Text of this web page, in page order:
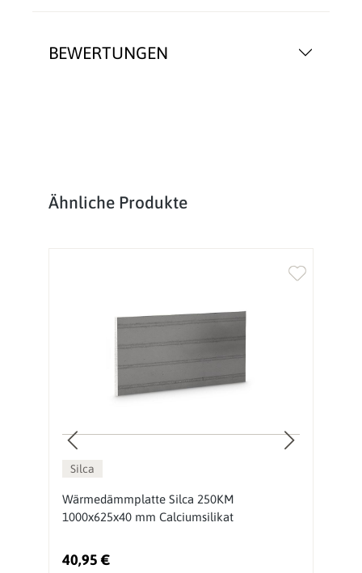
BEWERTUNGEN
Produktgalerie überspringen
Ähnliche Produkte
Silca
Wärmedämmplatte Silca 250KM
1000x625x40 mm Calciumsilikat
40,95 €